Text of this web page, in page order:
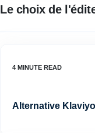
Le choix de
Alternative